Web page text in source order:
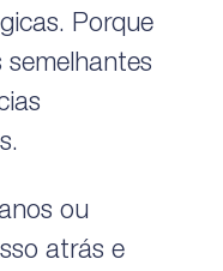
Porque
ou
atrás e